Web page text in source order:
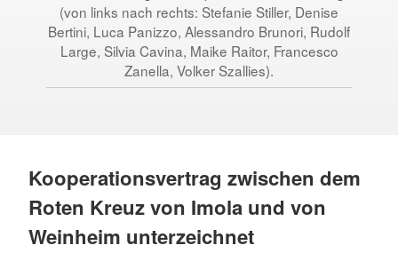
(von links nach rechts: Stefanie Stiller, Denise
Bertini, Luca Panizzo, Alessandro Brunori, Rudolf
Large, Silvia Cavina, Maike Raitor, Francesco
Zanella, Volker Szallies).
Kooperationsvertrag zwischen dem
Roten Kreuz von Imola und von
Weinheim unterzeichnet